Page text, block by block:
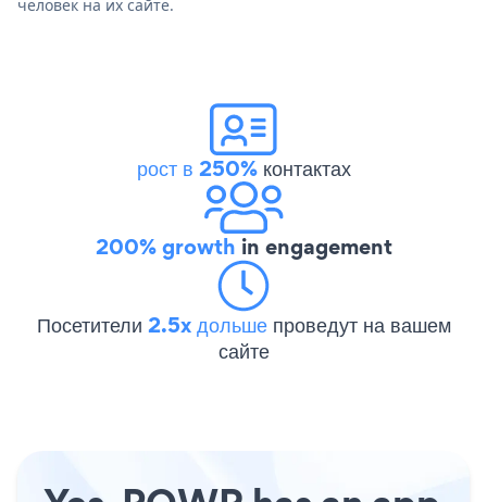
человек на их сайте.
рост в 250%контактах
200% growth in engagement
Посетители 2.5x дольше проведут на вашем
сайте